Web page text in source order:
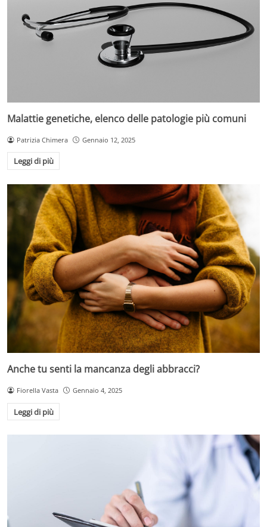
Malattie genetiche, elenco delle patologie più comuni
Patrizia Chimera Gennaio 12, 2025
Leggi di più
Anche tu senti la mancanza degli abbracci?
Fiorella Vasta Gennaio 4, 2025
Leggi di più